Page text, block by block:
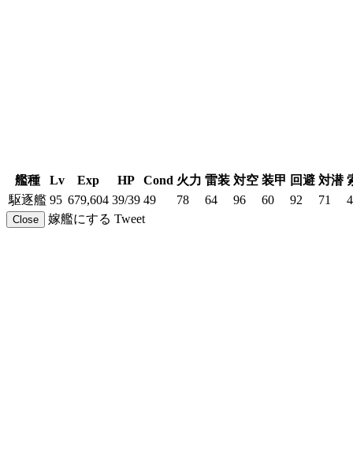
艦種 Lv Exp HP Cond 火力 雷装 対空 装甲 回避 対潜
駆逐艦 95 679,604 39/39 49 78 64 96 60 92 71
Close 嫁艦にする Tweet